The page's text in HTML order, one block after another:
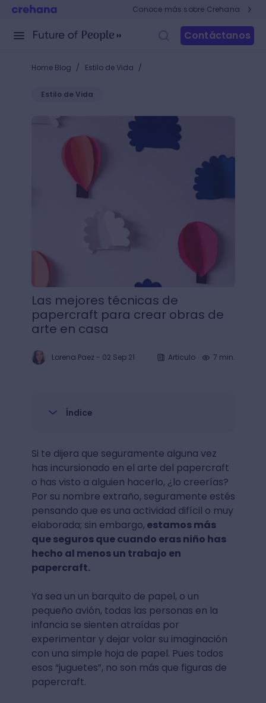
Conoce más sobre Crehana
Contáctanos
Home Blog / Estilo de Vida /
Estilo de Vida
Las mejores técnicas de papercraft para crear
Las mejores técnicas de
papercraft para crear obras de
arte en casa
Lorena Paez- 02 Sep 21 Articulo 7 min.
Índice
Si te dijera que seguramente alguna vez
has incursionado en el arte del papercraft
o has visto a alguien hacerlo, ¿lo creerías?
Por su nombre extraño, seguramente estés
pensando que es una actividad difícil o muy
elaborada; sin embargo, estamos más
que seguros que cuando eras niño has
hecho al menos un trabajo en
papercraft.
Ya sea un un barquito de papel, o un
pequeño avión, todas las personas en la
infancia se sienten atraídas por
experimentar y dejar volar su imaginación
con una simple hoja de papel. Pues todos
esos “juguetes”, no son más que figuras de
papercraft.